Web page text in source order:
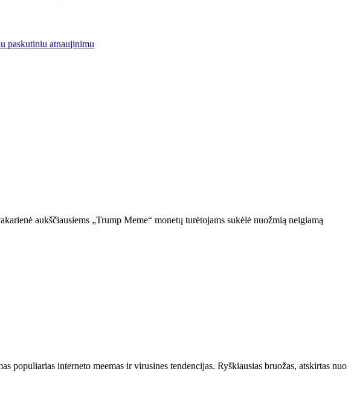
paskutiniu atnaujinimu
aukščiausiems „Trump Meme“ monetų turėtojams sukėlė nuožmią neigiamą
interneto meemas ir virusines tendencijas. Ryškiausias bruožas, atskirtas nuo